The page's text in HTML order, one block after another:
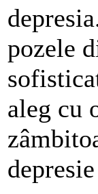
pozele
aleg cu